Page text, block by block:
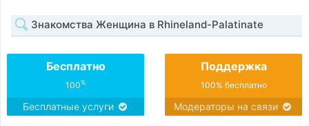
Знакомства Женщина в Rhineland-Palatinate
Бесплатно
100%
Бесплатные услуги
Поддержка
100% бесплатно
Модераторы на связи